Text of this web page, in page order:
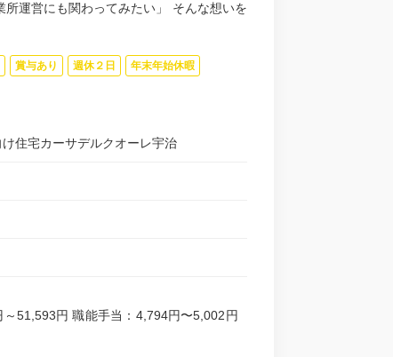
所運営にも関わってみたい」 そんな想いを
賞与あり 週休２日 年末年始休暇
住宅カーサデルクオーレ宇治
51,593円 職能手当：4,794円〜5,002円